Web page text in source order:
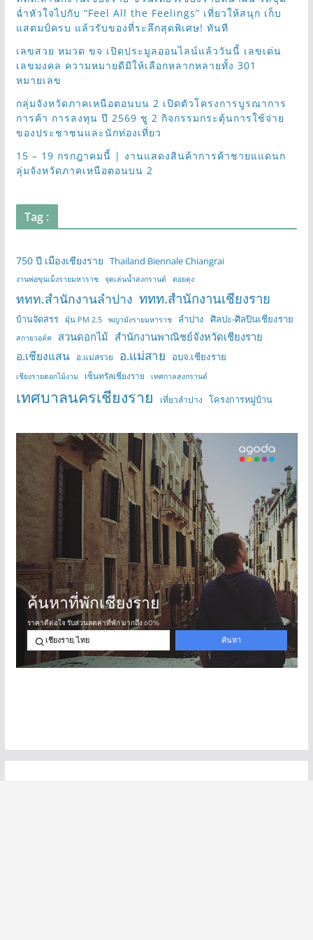
ฉ่ำหัวใจไปกับ “Feel All the Feelings” เที่ยวให้สนุก เก็บ
แสตมป์ครบ แล้วรับของที่ระลึกสุดพิเศษ! ทันที
เลขสวย หมวด ขจ เปิดประมูลออนไลน์แล้ววันนี้ เลขเด่น
เลขมงคล ความหมายดีมีให้เลือกหลากหลายทั้ง 301
หมายเลข
กลุ่มจังหวัดภาคเหนือตอนบน 2 เปิดตัวโครงการบูรณาการ
การค้า การลงทุน ปี 2569 ชู 2 กิจกรรมกระตุ้นการใช้จ่าย
ของประชาชนและนักท่องเที่ยว
15 – 19 กรกฎาคมนี้ | งานแสดงสินค้าการค้าชายแแดนก
ลุ่มจังหวัดภาคเหนือตอนบน 2
Tag :
750 ปี เมืองเชียงราย Thailand Biennale Chiangrai
งานพ่อขุนเม็งรายมหาราช จุดเล่นน้ำสงกรานต์ ดอยตุง
ททท.สำนักงานลำปาง ททท.สำนักงานเชียงราย
บ้านจัดสรร ฝุ่น PM 2.5 พญามังรายมหาราช ลำปาง ศิลปะ-ศิลปินเชียงราย
สกายวอล์ค สวนดอกไม้ สำนักงานพาณิชย์จังหวัดเชียงราย
อ.เชียงแสน อ.แม่สรวย อ.แม่สาย อบจ.เชียงราย
เชียงรายดอกไม้งาม เซ็นทรัลเชียงราย เทศกาลสงกรานต์
เทศบาลนครเชียงราย เที่ยวลำปาง โครงการหมู่บ้าน